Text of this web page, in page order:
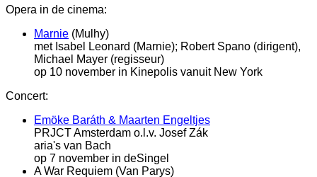
Opera in de cinema:
Marnie (Mulhy)
met Isabel Leonard (Marnie); Robert Spano (dirigent),
Michael Mayer (regisseur)
op 10 november in Kinepolis vanuit New York
Concert:
Emöke Baráth & Maarten Engeltjes
PRJCT Amsterdam o.l.v. Josef Zák
aria's van Bach
op 7 november in deSingel
A War Requiem (Van Parys)